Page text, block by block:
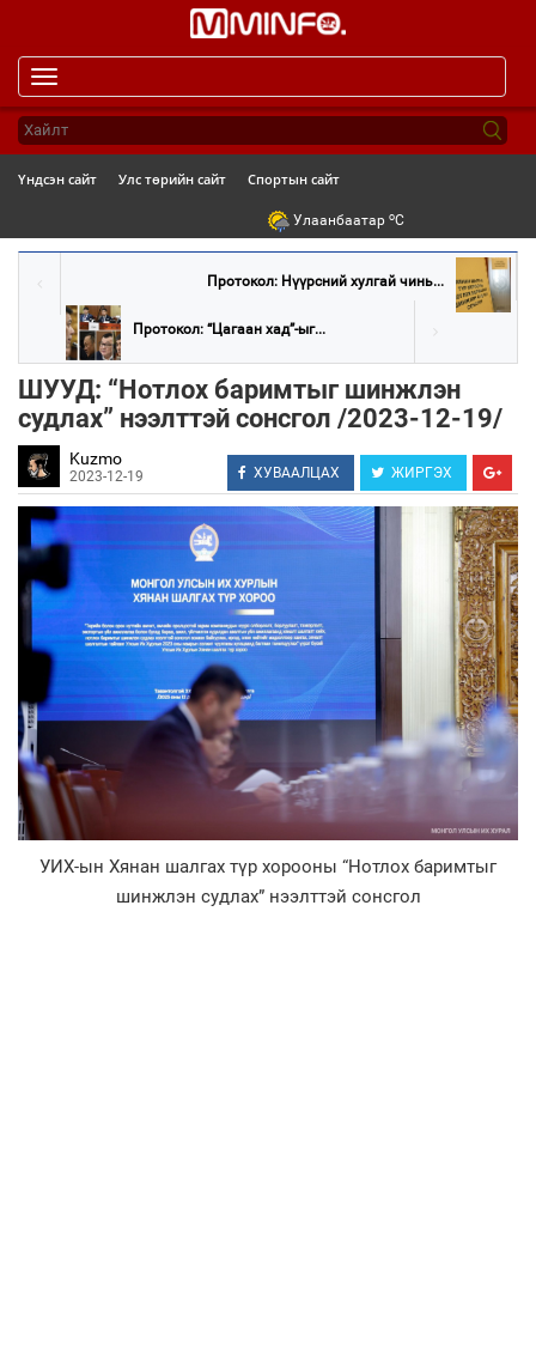
navigation
Үндсэн сайт Улс төрийн сайт Спортын сайт
Улаанбаатар oC
Протокол: Нүүрсний хулгай чинь...
Протокол: “Цагаан хад”-ыг...
ШУУД: “Нотлох баримтыг шинжлэн
судлах” нээлттэй сонсгол /2023-12-19/
Kuzmo
2023-12-19 ХУВААЛЦАХ ЖИРГЭХ
УИХ-ын Хянан шалгах түр хорооны “Нотлох баримтыг
шинжлэн судлах” нээлттэй сонсгол